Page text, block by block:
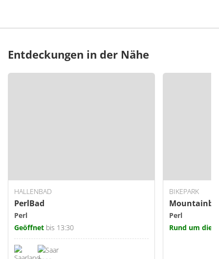
Entdeckungen in der Nähe
HALLENBAD
PerlBad
Perl
Geöffnet bis 13:30
BIKEPARK
Perl
Rund um die